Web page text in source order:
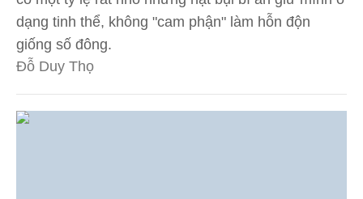
dạng tinh thể, không "cam phận" làm hỗn độn
giống số đông.
Đỗ Duy Thọ